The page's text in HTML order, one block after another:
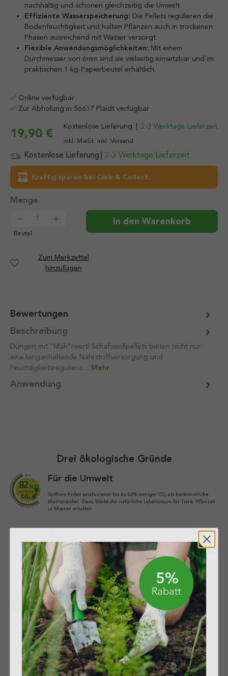
nachhaltig und schonen gleichzeitig die Umwelt.
Effiziente Wasserspeicherung: Die Pellets regulieren die
Bodenfeuchtigkeit und halten Pflanzen auch in trockenen
Phasen ausreichend mit Wasser versorgt.
Flexible Anwendungsmöglichkeiten: Mit einem
Durchmesser von 6mm sind sie vielseitig einsetzbar und im
praktischen 1 kg-Papierbeutel erhältlich.
✅ Online verfügbar
✅ Zur Abholung in 56637 Plaidt verfügbar
19,90 € Kostenlose Lieferung 2-3 Werktage Lieferzeit
inkl. MwSt. inkl. Versand
Kostenlose Lieferung | 2-3 Werktage Lieferzeit
Kräftig sparen bei Click & Collect.
Produkt Anzahl: Gib den gewünschten Wert ein
Beutel
In den Warenkorb
Zum Merkzettel
hinzufügen
Bewertungen
Beschreibung
Düngen mit "Mäh"rwert! Schafswollpellets bieten nicht nur
eine langanhaltende Nährstoffversorgung und
Feuchtigkeitsregulieru… Mehr
Anwendung
Drei ökologische Gründe
Für die Umwelt
Torffreie Erden produzieren bis zu 82% weniger CO₂ als herkömmliche
Blumenerden. Dazu bleibt der natürliche Lebensraum für Tiere, Pflanzen
in Mooren erhalten.
Recyclingkunststoffe bilden die Basis unserer Verpackungen. Dabei beträgt
der Recyclat-Anteil bis zu 80%. Ressourcenschonung für unsere Umwelt.
Aus heimischen Rohstoffen
Die Region mit Nadelbäumen, Hecken, Sträuchern und Pflanzen liefert
nachwachsende Rohstoffe. Wir nutzen die kurzen Wege in die Natur.